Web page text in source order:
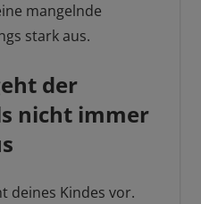
mangelnde
stark aus.
der
nicht immer
deines Kindes vor.